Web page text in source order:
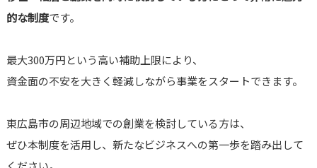
的な制度です。
最大300万円という高い補助上限により、
資金面の不安を大きく軽減しながら事業をスタートできます。
東広島市の周辺地域での創業を検討している方は、
ぜひ本制度を活用し、新たなビジネスへの第一歩を踏み出して